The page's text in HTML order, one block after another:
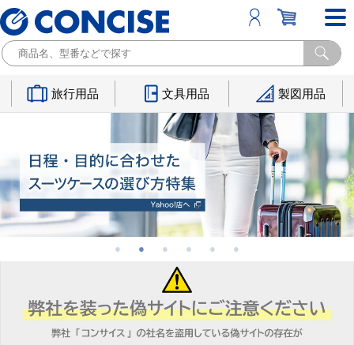
旅行用品 文具用品 製図用品